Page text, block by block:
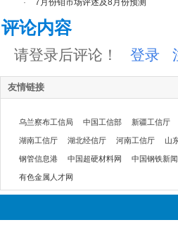
·
7月份钼市场评述及8月份预测
评论内容
请登录后评论！ 登录
友情链接
乌兰察布工信局 中国工信部 新疆工信厅
湖南工信厅 湖北经信厅 河南工信厅 山
钢管信息港 中国超硬材料网 中国钢铁新
有色金属人才网